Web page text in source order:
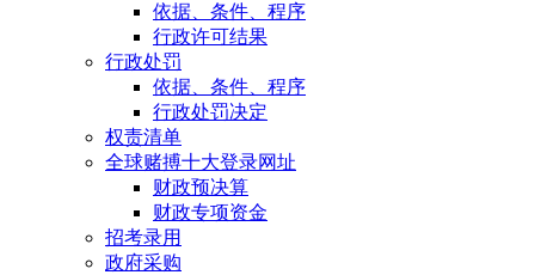
依据、条件、程序
行政许可结果
行政处罚
依据、条件、程序
行政处罚决定
权责清单
全球赌搏十大登录网址
财政预决算
财政专项资金
招考录用
政府采购